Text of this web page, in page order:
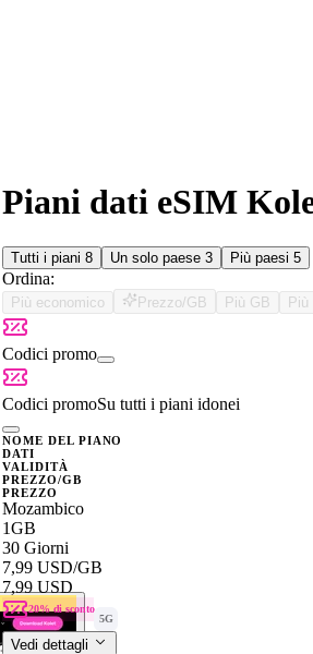
Piani dati eSIM
Tutti i piani 8 Un solo paese 3 Più paesi 5
Ordina:
Più economico Prezzo/GB Più GB Più
Codici promo
Codici promoSu tutti i piani idonei
NOME DEL PIANO
DATI
VALIDITÀ
PREZZO/GB
PREZZO
Mozambico
1GB
30 Giorni
7,99 USD/GB
7,99 USD
20% di sconto
5G
Vedi dettagli